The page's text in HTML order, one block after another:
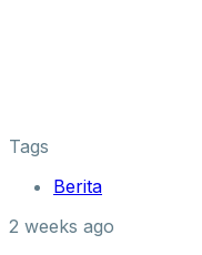
Tags
Berita
2 weeks ago